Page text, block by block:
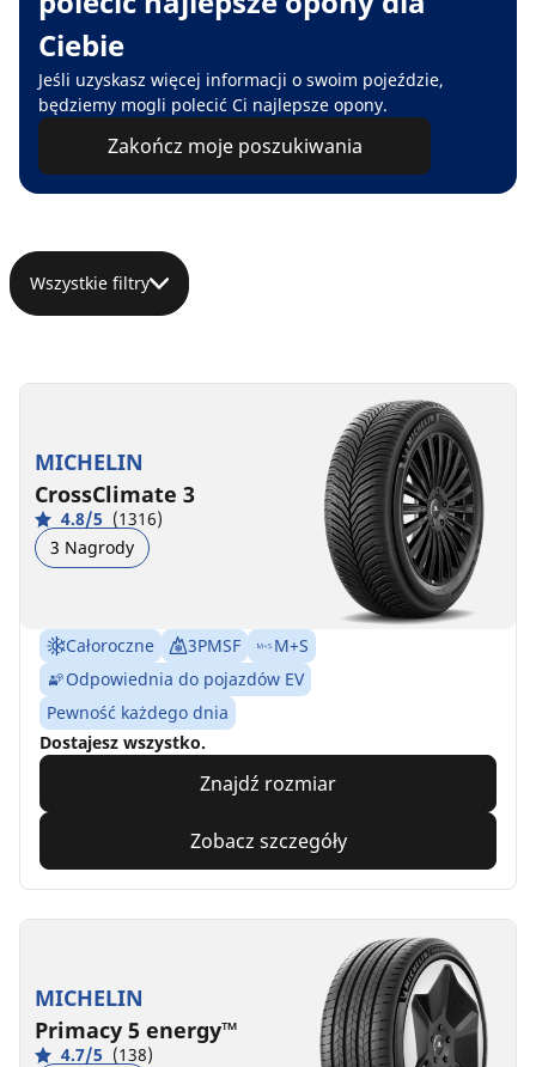
Ciebie
Jeśli uzyskasz więcej informacji o swoim pojeździe,
będziemy mogli polecić Ci najlepsze opony.
Zakończ moje poszukiwania
Wszystkie filtry
MICHELIN
CrossClimate 3
4.8/5 (1316)
3 Nagrody
Całoroczne 3PMSF
M+S
Odpowiednia do pojazdów EV
Pewność każdego dnia
Dostajesz wszystko.
Znajdź rozmiar
Zobacz szczegóły
MICHELIN
Primacy 5 energy™
4.7/5 (138)